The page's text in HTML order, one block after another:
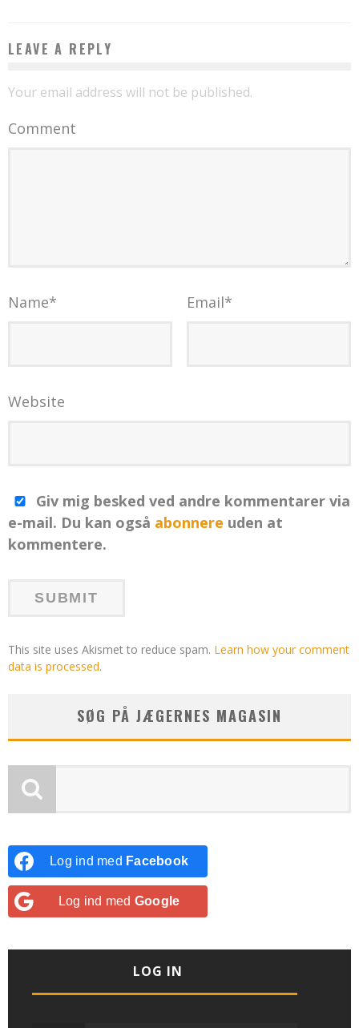
LEAVE A REPLY
Your email address will not be published.
Comment
Name* Email*
Website
Giv mig besked ved andre kommentarer via
e-mail. Du kan også abonnere uden at
kommentere.
This site uses Akismet to reduce spam. Learn how your comment
data is processed.
SØG PÅ JÆGERNES MAGASIN
Log ind med Facebook
Log ind med Google
LOG IN